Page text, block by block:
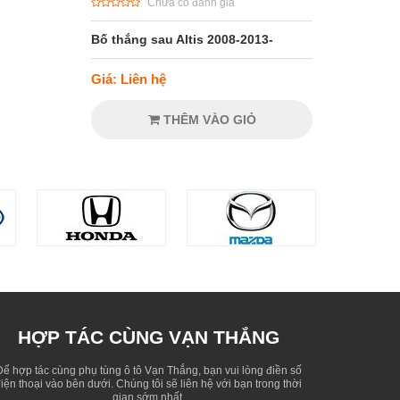
Chưa có đánh giá
Bố thắng sau Altis 2008-2013-
Giá: Liên hệ
THÊM VÀO GIỎ
HỢP TÁC CÙNG VẠN THẮNG
hợp tác cùng phụ tùng ô tô Vạn Thắng, bạn vui lòng điền số
thoại vào bên dưới. Chúng tôi sẽ liên hệ với bạn trong thời
gian sớm nhất.